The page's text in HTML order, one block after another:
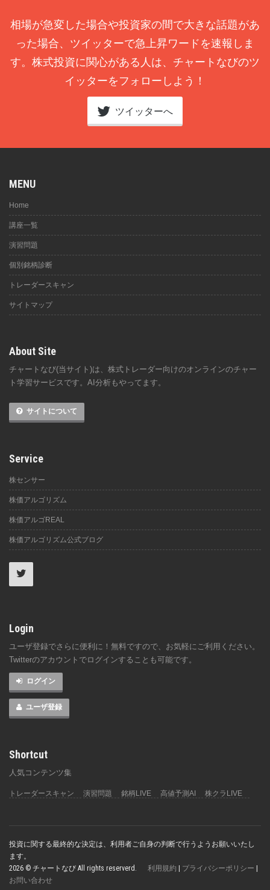
相場が急変した場合や投資家の間で大きな話題があ
った場合、ツイッターで急上昇ワードを速報しま
す。株式投資に関心がある人は、チャートなびのツ
イッターをフォローしよう！
ツイッターへ
MENU
Home
講座一覧
演習問題
個別銘柄診断
トレーダースキャン
サイトマップ
About Site
チャートなび(当サイト)は、株式トレーダー向けのオンラインのチャー
ト学習サービスです。AI分析もやってます。
サイトについて
Service
株センサー
株価アルゴリズム
株価アルゴREAL
株価アルゴリズム公式ブログ
Login
ユーザ登録でさらに便利に！無料ですので、お気軽にご利用ください。
Twitterのアカウントでログインすることも可能です。
ログイン
ユーザ登録
Shortcut
人気コンテンツ集
トレーダースキャン 演習問題 銘柄LIVE 高値予測AI 株クラLIVE
投資に関する最終的な決定は、利用者ご自身の判断で行うようお願いいたし
ます。
2026 © チャートなび All rights reserverd. 利用規約 プライバシーポリシー
お問い合わせ